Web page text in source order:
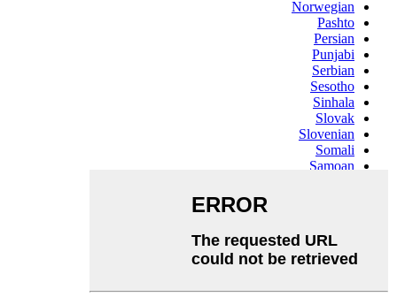
Norwegian
Pashto
Persian
Punjabi
Serbian
Sesotho
Sinhala
Slovak
Slovenian
Somali
Samoan
Swahili
Tajik
Telugu